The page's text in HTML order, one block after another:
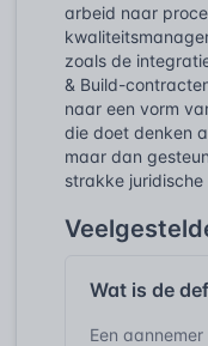
arbeid naar
zoals de
& Build-
naar een vorm
die doet denken
maar dan
strakke juridische
Wat is de
Een